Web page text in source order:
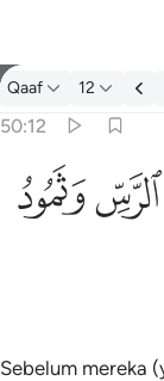
Tafsir: Qaaf 50:12
Qaaf 12
50:12
الرس وثمود ١٢
ٱلرَّسِّ وَثَمُودُ ١٢
ﲰﲱ
Sebelum mereka